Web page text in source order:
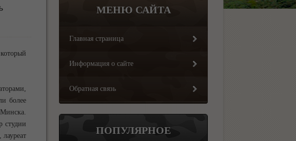
более
студии
МЕНЮ САЙТА
Главная страница
Информация о сайте
Обратная связь
ПОПУЛЯРНОЕ